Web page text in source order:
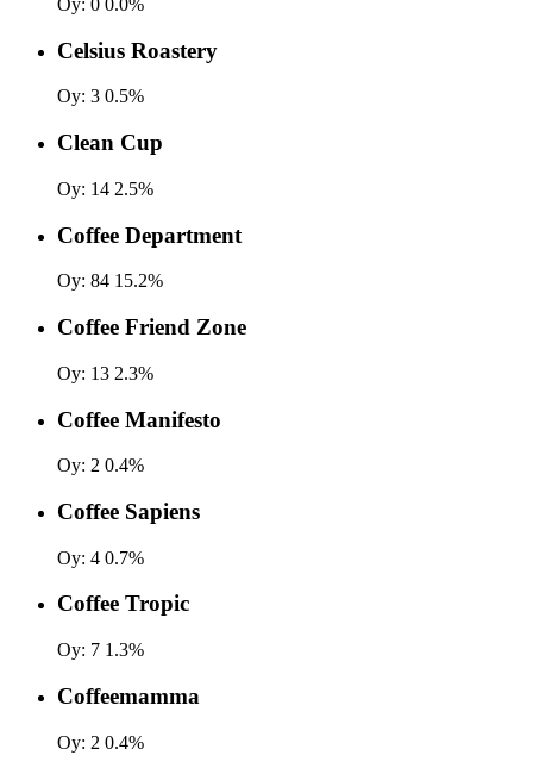
Oy: 0 0.0%
Celsius Roastery
Oy: 3 0.5%
Clean Cup
Oy: 14 2.5%
Coffee Department
Oy: 84 15.2%
Coffee Friend Zone
Oy: 13 2.3%
Coffee Manifesto
Oy: 2 0.4%
Coffee Sapiens
Oy: 4 0.7%
Coffee Tropic
Oy: 7 1.3%
Coffeemamma
Oy: 2 0.4%